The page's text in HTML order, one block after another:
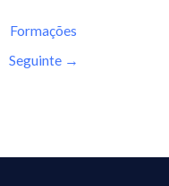
Formações
Seguinte →